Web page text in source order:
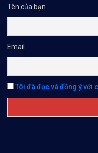
Tên của bạn
Email
Tôi đã đọc và đồng ý với